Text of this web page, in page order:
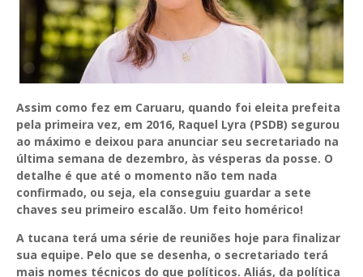
Assim como fez em Caruaru, quando foi eleita prefeita
pela primeira vez, em 2016, Raquel Lyra (PSDB) segurou
ao máximo e deixou para anunciar seu secretariado na
última semana de dezembro, às vésperas da posse. O
detalhe é que até o momento não tem nada
confirmado, ou seja, ela conseguiu guardar a sete
chaves seu primeiro escalão. Um feito homérico!
A tucana terá uma série de reuniões hoje para finalizar
sua equipe. Pelo que se desenha, o secretariado terá
mais nomes técnicos do que políticos. Aliás, da política